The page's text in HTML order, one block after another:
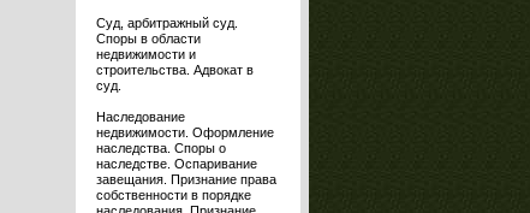
Суд, арбитражный суд.
Споры в области
недвижимости и
строительства. Адвокат в
суд.
Наследование
недвижимости. Оформление
наследства. Споры о
наследстве. Оспаривание
завещания. Признание права
собственности в порядке